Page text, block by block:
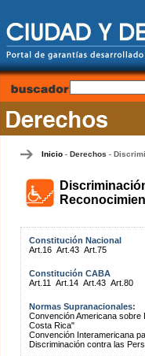
Inicio- Derechos -
Constitución Nacional
Art.16 Art.43 Art.75
Constitución CABA
Art.11
Art.14 Art.43 Art.80
Normas Supranacionales:
Convención Americana
Costa Rica"
Convención Interamericana
Discriminación contra las